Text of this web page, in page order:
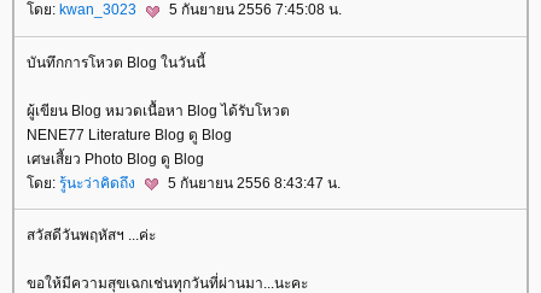
ดย: kwan_3023 5 กันยายน 2556 7:45:08 น.
บันทึกการโหวต Blog ในวันนี้
ผู้เขียน Blog หมวดเนื้อหา Blog ได้รับโหวต
NENE77 Literature Blog ดู Blog
เศษเสี้ยว Photo Blog ดู Blog
ดย: รู้นะว่าคิดถึง 5 กันยายน 2556 8:43:47 น.
สวัสดีวันพฤหัสฯ ...ค่ะ
ขอให้มีความสุขเฉกเช่นทุกวันที่ผ่านมา...นะคะ